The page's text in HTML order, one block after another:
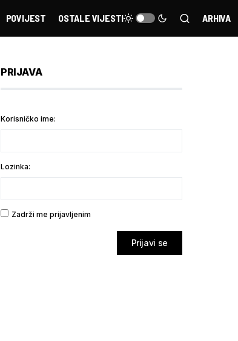
POVIJEST OSTALE VIJESTI ARHIVA
PRIJAVA
Korisničko ime:
Lozinka:
Zadrži me prijavljenim
Prijavi se